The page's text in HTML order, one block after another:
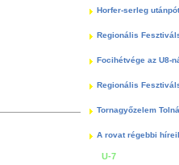
Horfer-serleg
Regionális
Focihétvége az U8-
Regionális
Tornagyőzelem
A rovat régebbi
U-7